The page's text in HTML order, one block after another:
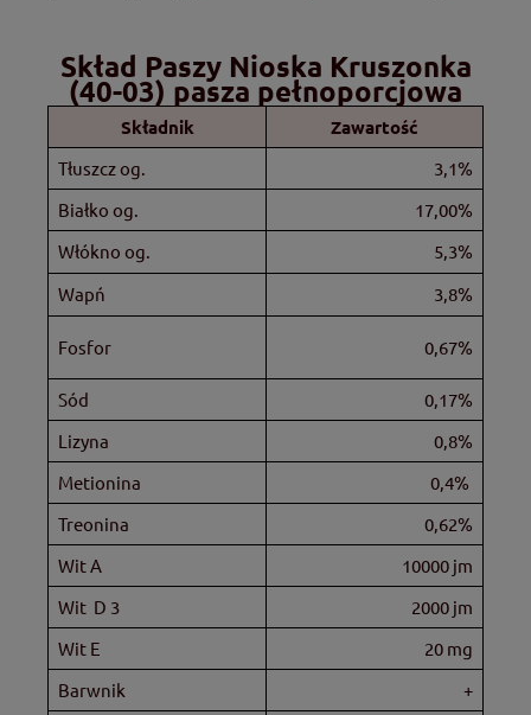
Skład Paszy Nioska Kruszonka
(40-03) pasza pełnoporcjowa
Składnik Zawartość
Tłuszcz og.
3,1%
Białko og.
17,00%
Włókno og.
5,3%
Wapń
3,8%
Fosfor 0,67%
Sód
0,17%
Lizyna
0,8%
Metionina
0,4%
Treonina
0,62%
Wit A
10000 jm
Wit D 3
2000 jm
Wit E
20 mg
Barwnik
+